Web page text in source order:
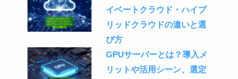
イベートクラウド・ハイブ
リッドクラウドの違いと選
び方
GPUサーバーとは？導入メ
リットや活用シーン、選定